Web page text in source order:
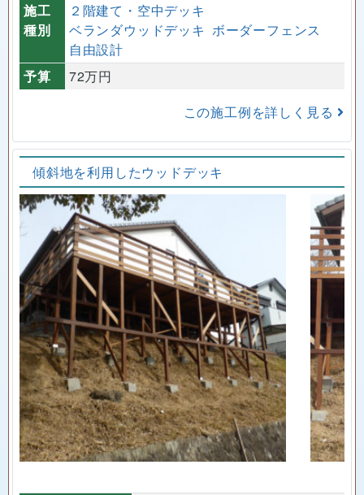
施工
種別
２階建て・空中デッキ
ベランダウッドデッキ ボーダーフェンス
自由設計
予算
72万円
この施工例を詳しく見る
傾斜地を利用したウッドデッキ